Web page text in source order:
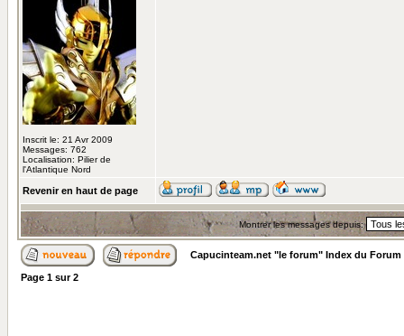
Inscrit le: 21 Avr 2009
Messages: 762
Localisation: Pilier de
l'Atlantique Nord
Revenir en haut de page
Montrer les messages depuis:
Capucinteam.net "le forum" Index du Forum
Page 1 sur2